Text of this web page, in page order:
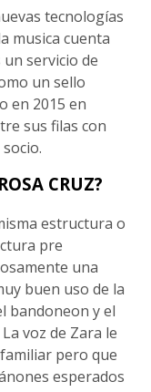
tecnologías
musica cuenta
un servicio de
un sello
en 2015 en
sus filas con
CRUZ?
estructura o
pre
una
buen uso de la
bandoneon y el
voz de Zara le
pero que
esperados